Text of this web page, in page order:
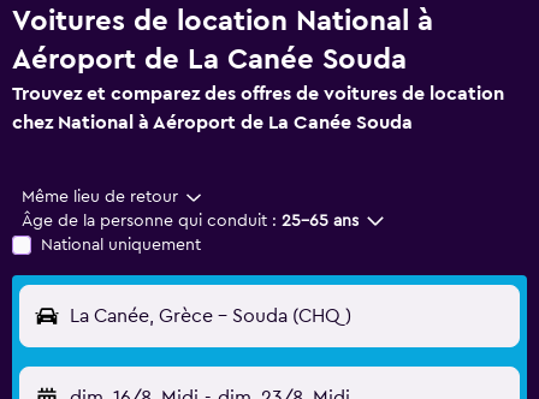
Voitures de location National à
Aéroport de La Canée Souda
Trouvez et comparez des offres de voitures de location
chez National à Aéroport de La Canée Souda
Même lieu de retour
Âge de la personne qui conduit : 25-65 ans
National uniquement
La Canée, Grèce - Souda (CHQ)